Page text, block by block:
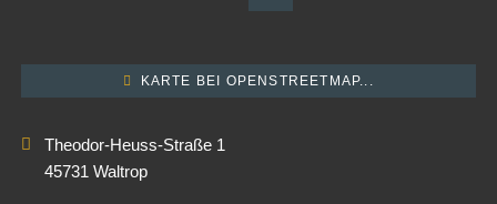
KARTE BEI OPENSTREETMAP...
Theodor-Heuss-Straße 1
45731 Waltrop